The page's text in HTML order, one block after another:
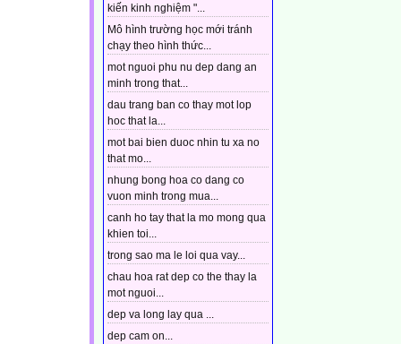
kiến kinh nghiệm "...
Mô hình trường học mới tránh
chạy theo hình thức...
mot nguoi phu nu dep dang an
minh trong that...
dau trang ban co thay mot lop
hoc that la...
mot bai bien duoc nhin tu xa no
that mo...
nhung bong hoa co dang co
vuon minh trong mua...
canh ho tay that la mo mong qua
khien toi...
trong sao ma le loi qua vay...
chau hoa rat dep co the thay la
mot nguoi...
dep va long lay qua ...
dep cam on...